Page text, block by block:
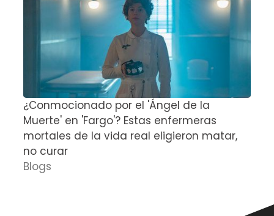
¿Conmocionado por el 'Ángel de la
Muerte' en 'Fargo'? Estas enfermeras
mortales de la vida real eligieron matar,
no curar
Blogs